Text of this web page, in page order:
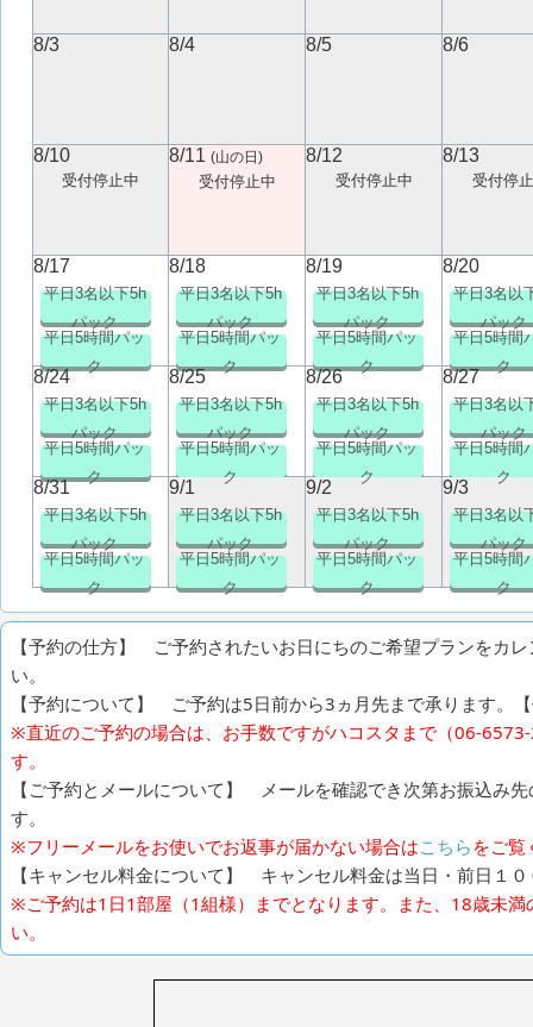
8/3 8/4 8/5 8/6
8/10
受付停止中
8/11(山の日)
受付停止中
8/12
受付停止中
8/13
受付停
8/17
平日3名以下5h
パック
平日5時間パッ
ク
8/18
平日3名以下5h
パック
平日5時間パッ
ク
8/19
平日3名以下5h
パック
平日5時間パッ
ク
8/20
平日3名以
パック
平日5時間
ク
8/24
平日3名以下5h
パック
平日5時間パッ
ク
8/25
平日3名以下5h
パック
平日5時間パッ
ク
8/26
平日3名以下5h
パック
平日5時間パッ
ク
8/27
平日3名以
パック
平日5時間
ク
8/31
平日3名以下5h
パック
平日5時間パッ
ク
9/1
平日3名以下5h
パック
平日5時間パッ
ク
9/2
平日3名以下5h
パック
平日5時間パッ
ク
9/3
平日3名以
パック
平日5時間
ク
【予約の仕方】 ご予約されたいお日にちのご希望プランをカ
い。
【予約について】 ご予約は5日前から3ヵ月先まで承ります。
※直近のご予約の場合は、お手数ですがハコスタまで（06-
す。
【ご予約とメールについて】 メールを確認でき次第お振込み
す。
※フリーメールをお使いでお返事が届かない場合はこちら をご覧
【キャンセル料金について】 キャンセル料金は当日・前日１
※ご予約は1日1部屋（1組様）までとなります。また、18歳未
い。